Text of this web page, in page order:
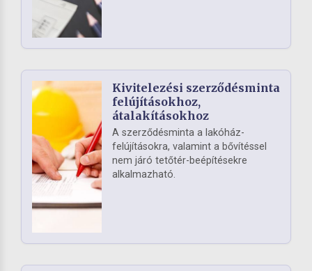
Kivitelezési szerződésminta
felújításokhoz,
átalakításokhoz
A szerződésminta a lakóház-
felújításokra, valamint a bővítéssel
nem járó tetőtér-beépítésekre
alkalmazható.